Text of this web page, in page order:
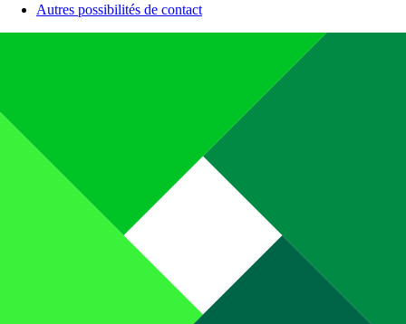
Autres possibilités de contact